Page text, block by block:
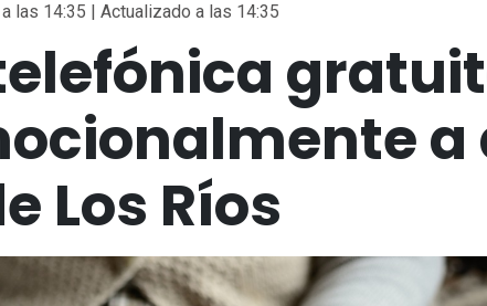
las 14:35 | Actualizado a las 14:35
a
Los Ríos